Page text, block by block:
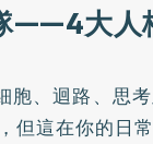
——4大人
胞、迴路、思
但這在你的日